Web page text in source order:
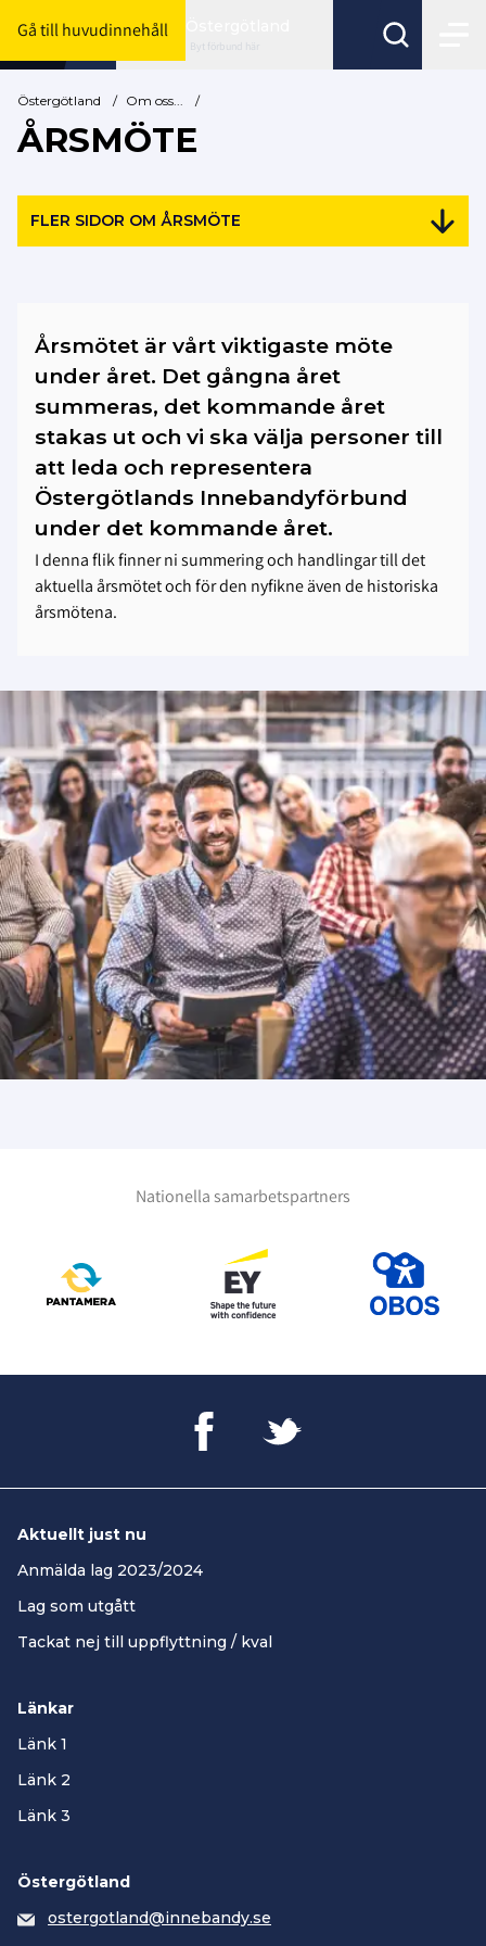
Gå till huvudinnehåll
Byt förbund här
Östergötland / Om oss... /
ÅRSMÖTE
FLER SIDOR OM ÅRSMÖTE
Årsmötet är vårt viktigaste möte
under året. Det gångna året
summeras, det kommande året
stakas ut och vi ska välja personer till
att leda och representera
Östergötlands Innebandyförbund
under det kommande året.
I denna flik finner ni summering och handlingar till det
aktuella årsmötet och för den nyfikne även de historiska
årsmötena.
Nationella samarbetspartners
Aktuellt just nu
Anmälda lag 2023/2024
Lag som utgått
Tackat nej till uppflyttning / kval
Länkar
Länk 1
Länk 2
Länk 3
Östergötland
ostergotland@innebandy.se